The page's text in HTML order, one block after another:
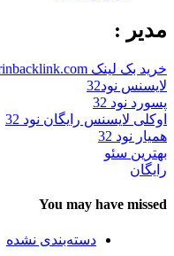
مدیر :
خرید بک لینک behtarinbacklink.com
لایسنس نود32
پسورد نود 32
اوکلی لایسنس رایگان نود 32
همیار نود 32
بهترین سئو
رایگان
You may have missed
دسته‌بندی نشده